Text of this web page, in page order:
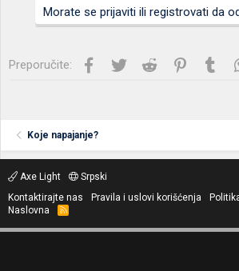
Morate se prijaviti ili registrovati da
Preporučite: Facebook
Twitter Reddit Pinterest
Koje napajanje?
Axe Light
Srpski
Kontaktirajte nas
Pravila i uslovi korišćenja
Naslovna
R
S